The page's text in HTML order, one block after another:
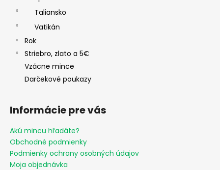
Taliansko
Vatikán
Rok
Striebro, zlato a 5€
Vzácne mince
Darčekové poukazy
Informácie pre vás
Akú mincu hľadáte?
Obchodné podmienky
Podmienky ochrany osobných údajov
Moja objednávka